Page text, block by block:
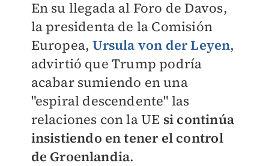
En su llegada al Foro de Davos,
la presidenta de la Comisión
Europea,Ursula von der Leyen,
advirtió que Trump podría
acabar sumiendo en una
"espiral descendente" las
relaciones con la UE si continúa
insistiendo en tener el control
de Groenlandia.